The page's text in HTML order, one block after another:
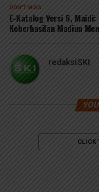
DON'T MISS
E-Katalog Versi 6, Maidi:
Keberhasilan Madiun
redaksiSKI
CLICK